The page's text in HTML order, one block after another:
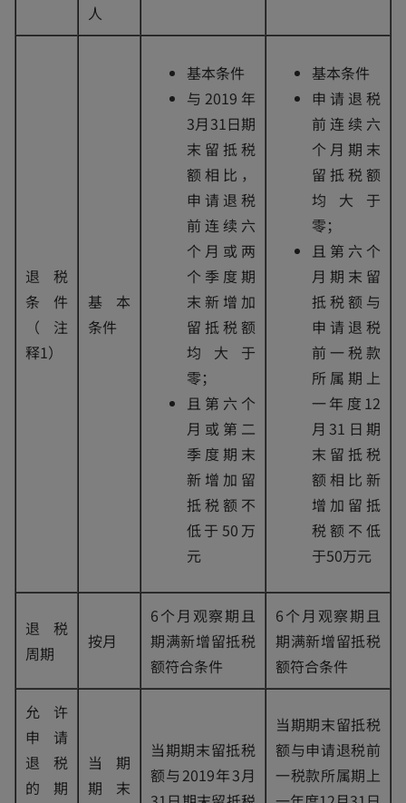
人
退税
条件
（注
释1）
基本
条件
基本条件
与2019年
3月31日期
末留抵税
额相比，
申请退税
前连续六
个月或两
个季度期
末新增加
留抵税额
均大于
零；
且第六个
月或第二
季度期末
新增加留
抵税额不
低于50万
元
基本条件
申请退税
前连续六
个月期末
留抵税额
均大于
零；
且第六个
月期末留
抵税额与
申请退税
前一税款
所属期上
一年度12
月31日期
末留抵税
额相比新
增加留抵
税额不低
于50万元
退税
周期
按月
6个月观察期且
期满新增留抵税
额符合条件
6个月观察期且
期满新增留抵税
额符合条件
允许
申请
退税
的期
当期
期末
当期期末留抵税
额与2019年3月
当期期末留抵税
额与申请退税前
一税款所属期上